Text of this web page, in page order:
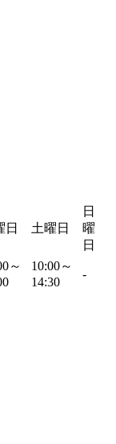
日 土曜日
日
曜
日
～
10:00～
14:30
-